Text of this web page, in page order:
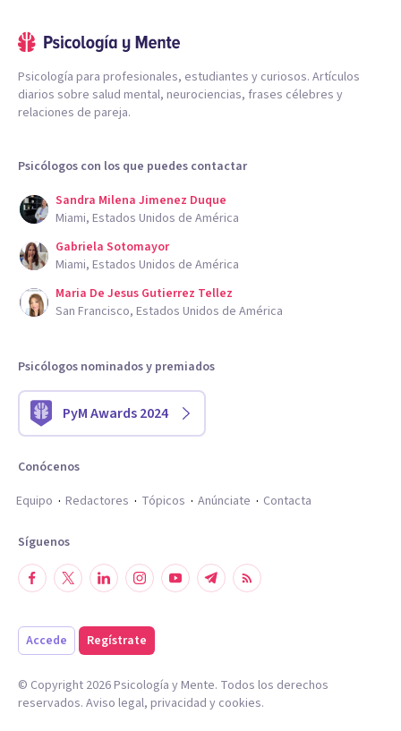
Psicología para profesionales, estudiantes y curiosos. Artículos
diarios sobre salud mental, neurociencias, frases célebres y
relaciones de pareja.
Psicólogos con los que puedes contactar
Sandra Milena Jimenez Duque
Miami, Estados Unidos de América
Gabriela Sotomayor
Miami, Estados Unidos de América
Maria De Jesus Gutierrez Tellez
San Francisco, Estados Unidos de América
Psicólogos nominados y premiados
PyM Awards 2024
Conócenos
Equipo
Redactores Tópicos Anúnciate Contacta
Síguenos
Accede Regístrate
© Copyright 2026Psicología y Mente. Todos los derechos
reservados. Aviso legal, privacidad y cookies.